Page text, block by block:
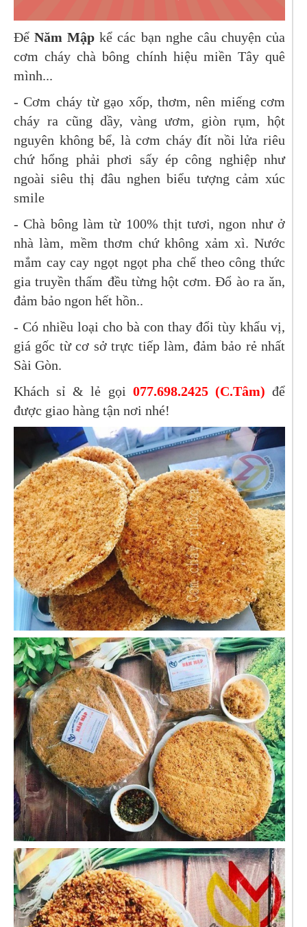
ĐểNăm Mập kể các bạn nghe câu chuyện của
cơm cháy chà bông chính hiệu miền Tây quê
mình...
- Cơm cháy từ gạo xốp, thơm, nên miếng cơm
cháy ra cũng dầy, vàng ươm, giòn rụm, hột
nguyên không bể, là cơm cháy đít nồi lửa riêu
chứ hổng phải phơi sấy ép công nghiệp như
ngoài siêu thị đâu nghen biểu tượng cảm xúc
smile
- Chà bông làm từ 100% thịt tươi, ngon như ở
nhà làm, mềm thơm chứ không xảm xì. Nước
mắm cay cay ngọt ngọt pha chế theo công thức
gia truyền thấm đều từng hột cơm. Đổ ào ra ăn,
đảm bảo ngon hết hồn..
- Có nhiều loại cho bà con thay đổi tùy khẩu vị,
giá gốc từ cơ sở trực tiếp làm, đảm bảo rẻ nhất
Sài Gòn.
Khách sỉ & lẻ gọi 077.698.2425 (C.Tâm)để
được giao hàng tận nơi nhé!